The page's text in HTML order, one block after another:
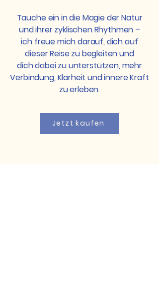
Tauche ein in die Magie der Natur
und ihrer zyklischen Rhythmen –
ich freue mich darauf, dich auf
dieser Reise zu begleiten und
dich dabei zu unterstützen, mehr
Verbindung, Klarheit und innere Kraft
zu erleben.
Jetzt kaufen